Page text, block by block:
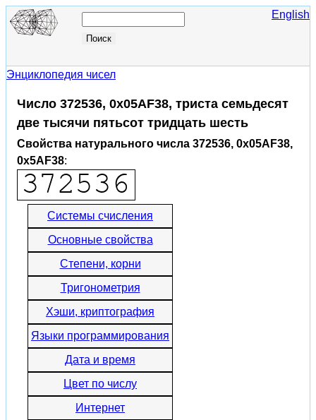
English
Энциклопедия чисел
Число 372536, 0x05AF38, триста семьдесят
две тысячи пятьсот тридцать шесть
Свойства натурального числа 372536, 0x05AF38,
0x5AF38:
Системы счисления
Основные свойства
Степени, корни
Тригонометрия
Хэши, криптография
Языки программирования
Дата и время
Цвет по числу
Интернет